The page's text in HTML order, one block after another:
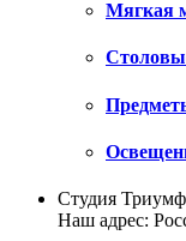
Мягкая
Студия Триумф
Наш адрес: